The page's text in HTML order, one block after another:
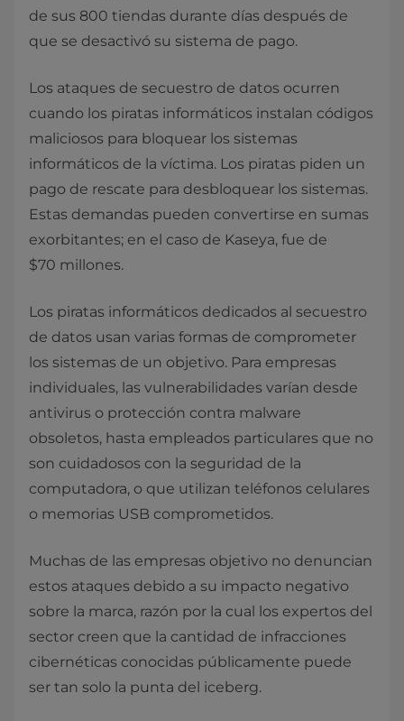
de sus 800 tiendas durante días después de
que se desactivó su sistema de pago.
Los ataques de secuestro de datos ocurren
cuando los piratas informáticos instalan códigos
maliciosos para bloquear los sistemas
informáticos de la víctima. Los piratas piden un
pago de rescate para desbloquear los sistemas.
Estas demandas pueden convertirse en sumas
exorbitantes; en el caso de Kaseya, fue de
$70 millones.
Los piratas informáticos dedicados al secuestro
de datos usan varias formas de comprometer
los sistemas de un objetivo. Para empresas
individuales, las vulnerabilidades varían desde
antivirus o protección contra malware
obsoletos, hasta empleados particulares que no
son cuidadosos con la seguridad de la
computadora, o que utilizan teléfonos celulares
o memorias USB comprometidos.
Muchas de las empresas objetivo no denuncian
estos ataques debido a su impacto negativo
sobre la marca, razón por la cual los expertos del
sector creen que la cantidad de infracciones
cibernéticas conocidas públicamente puede
ser tan solo la punta del iceberg.